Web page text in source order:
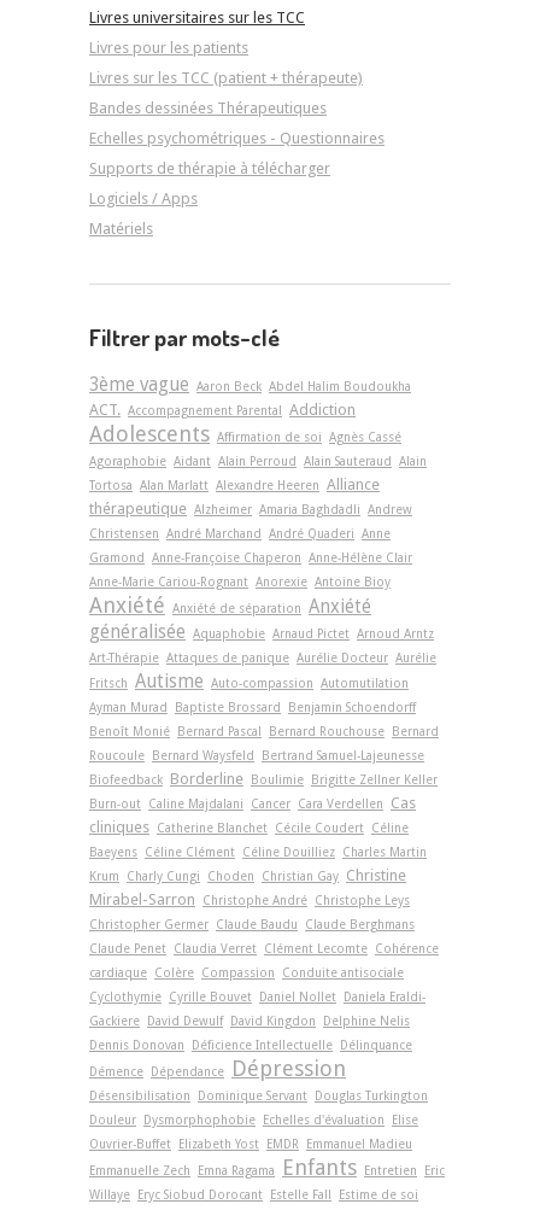
Livres universitaires sur les TCC
Livres pour les patients
Livres sur les TCC (patient + thérapeute)
Bandes dessinées Thérapeutiques
Echelles psychométriques - Questionnaires
Supports de thérapie à télécharger
Logiciels / Apps
Matériels
Filtrer par mots-clé
3ème vague Aaron Beck Abdel Halim Boudoukha
ACT. Accompagnement Parental Addiction
Adolescents Affirmation de soi Agnès Cassé
Agoraphobie Aidant Alain Perroud Alain Sauteraud
Alain
Tortosa Alan Marlatt Alexandre Heeren Alliance
thérapeutique Alzheimer Amaria Baghdadli Andrew
Christensen André Marchand André Quaderi Anne
Gramond
Anne-Françoise Chaperon Anne-Hélène Clair
Anne-Marie Cariou-Rognant Anorexie Antoine Bioy
Anxiété Anxiété de séparation Anxiété
généralisée Aquaphobie Arnaud Pictet Arnoud Arntz
Art-Thérapie Attaques de panique Aurélie Docteur Aurélie
Fritsch Autisme Auto-compassion Automutilation
Ayman Murad
Baptiste Brossard
Benjamin Schoendorff
Benoît Monié
Bernard Pascal Bernard Rouchouse
Bernard
Roucoule
Bernard Waysfeld
Bertrand Samuel-Lajeunesse
Biofeedback Borderline Boulimie
Brigitte Zellner Keller
Burn-out Caline Majdalani Cancer Cara Verdellen
Cas
cliniques Catherine Blanchet Cécile Coudert Céline
Baeyens Céline Clément Céline Douilliez Charles Martin
Krum
Charly Cungi Choden Christian Gay Christine
Mirabel-Sarron
Christophe André Christophe Leys
Christopher Germer Claude Baudu
Claude Berghmans
Claude Penet Claudia Verret Clément Lecomte Cohérence
cardiaque Colère Compassion
Conduite antisociale
Cyclothymie Cyrille Bouvet Daniel Nollet
Daniela Eraldi-
Gackiere
David Dewulf David Kingdon
Delphine Nelis
Dennis Donovan
Déficience Intellectuelle
Délinquance
Démence
Dépendance Dépression
Désensibilisation Dominique Servant
Douglas Turkington
Douleur
Dysmorphophobie Echelles d'évaluation
Elise
Ouvrier-Buffet
Elizabeth Yost EMDR
Emmanuel Madieu
Emmanuelle Zech
Emna Ragama Enfants Entretien
Eric
Willaye
Eryc Siobud Dorocant Estelle Fall
Estime de soi